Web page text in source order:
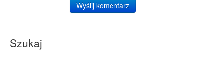
Wyślij komentarz
Szukaj